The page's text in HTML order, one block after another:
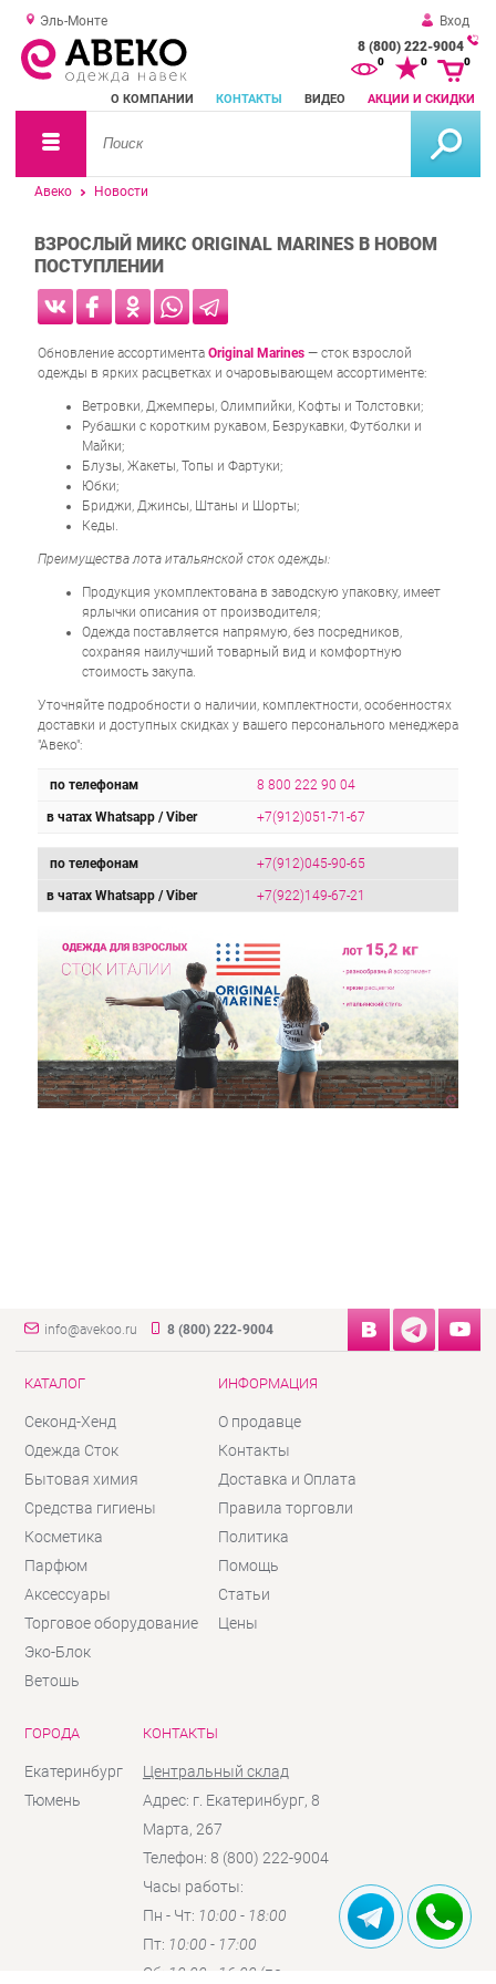
Эль-Монте
Вход
8 (800) 222-9004
О КОМПАНИИ КОНТАКТЫ ВИДЕО АКЦИИ И СКИДКИ
0 0 0
Авеко Новости
ВЗРОСЛЫЙ МИКС ORIGINAL MARINES В НОВОМ
ПОСТУПЛЕНИИ
Обновление ассортимента Original Marines — сток взрослой
одежды в ярких расцветках и очаровывающем ассортименте:
Ветровки, Джемперы, Олимпийки, Кофты и Толстовки;
Рубашки с коротким рукавом, Безрукавки, Футболки и
Майки;
Блузы, Жакеты, Топы и Фартуки;
Юбки;
Бриджи, Джинсы, Штаны и Шорты;
Кеды.
Преимущества лота итальянской сток одежды:
Продукция укомплектована в заводскую упаковку, имеет
ярлычки описания от производителя;
Одежда поставляется напрямую, без посредников,
сохраняя наилучший товарный вид и комфортную
стоимость закупа.
Уточняйте подробности о наличии, комплектности, особенностях
доставки и доступных скидках у вашего персонального менеджера
"Авеко":
по телефонам 8 800 222 90 04
в чатах Whatsapp / Viber +7(912)051-71-67
по телефонам +7(912)045-90-65
в чатах Whatsapp / Viber +7(922)149-67-21
info@avekoo.ru 8 (800) 222-9004
КАТАЛОГ
Секонд-Хенд
Одежда Сток
Бытовая химия
Средства гигиены
Косметика
Парфюм
Аксессуары
Торговое оборудование
Эко-Блок
Ветошь
ИНФОРМАЦИЯ
О продавце
Контакты
Доставка и Оплата
Правила торговли
Политика
Помощь
Статьи
Цены
ГОРОДА
Екатеринбург
Тюмень
КОНТАКТЫ
Центральный склад
Адрес: г. Екатеринбург, 8
Марта, 267
Телефон: 8 (800) 222-9004
Часы работы:
Пн - Чт: 10:00 - 18:00
Пт: 10:00 - 17:00
Сб: 10:00 - 16:00 (по